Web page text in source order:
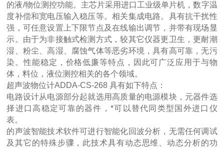
的液/物位测控功能。主芯片采用进口工业级单片机，数字温
度补偿和宽电压输入稳压等。相关集成电路。具有抗干扰性
强，可任意设置上下限节点及在线输出调节，并带有现场显
示。由于为非接触式检测方式，较其它仪器更卫生，更耐潮
湿、粉尘、高湿、腐蚀气体等恶劣环境，具有高可靠，无污
染。性能稳定，价格低廉等特点，因此可广泛应用于与物
体，料位，液位测控相关的各个领域。
超声波物位计ADDA-CS-268 具有如下特点：
电路设计从电源部分起就选用高质量的电源模块，元器件选
择进口高稳定可靠的器件，*可以替代同类型国外进口仪
表。
的声波智能技术软件可进行智能化回波分析，无需任何调试
及其它的特殊步骤，此技术具有动态思维、动态分析的功